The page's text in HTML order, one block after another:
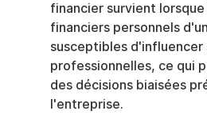
financier survient
financiers personnels
susceptibles d'influencer
professionnelles, ce qui
des décisions biaisées
l'entreprise.